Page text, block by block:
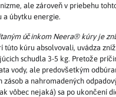
ale zároveň v priebehu
a úbytku energie.
účinkom Neera® kúry je
kúru absolvovali, uvádza
schudla 3-5 kg. Pretože
vody, ale predovšetkým
zásob a nahromadených
vôbec nejaká) sa po ukončení